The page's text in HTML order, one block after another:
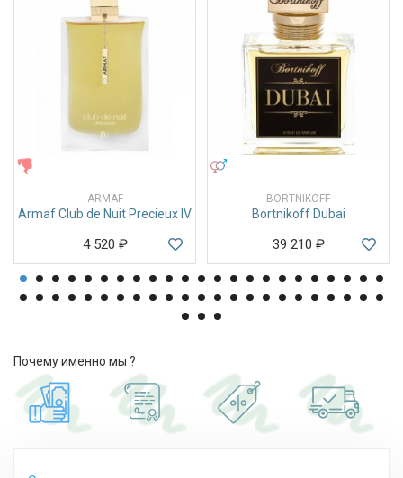
ARMAF
Armaf Club de Nuit Precieux IV
4 520 ₽
BORTNIKOFF
Bortnikoff Dubai
39 210 ₽
Почему именно мы ?